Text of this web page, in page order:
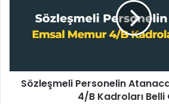
Oldu
Sözleşmeli Personelin
4/B Kadroları Belli